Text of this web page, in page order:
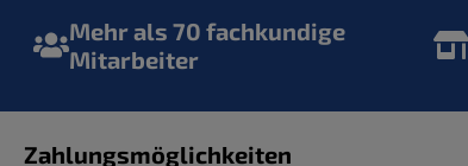
Mehr als 70 fachkundige
Mitarbeiter
Zahlungsmöglichkeiten